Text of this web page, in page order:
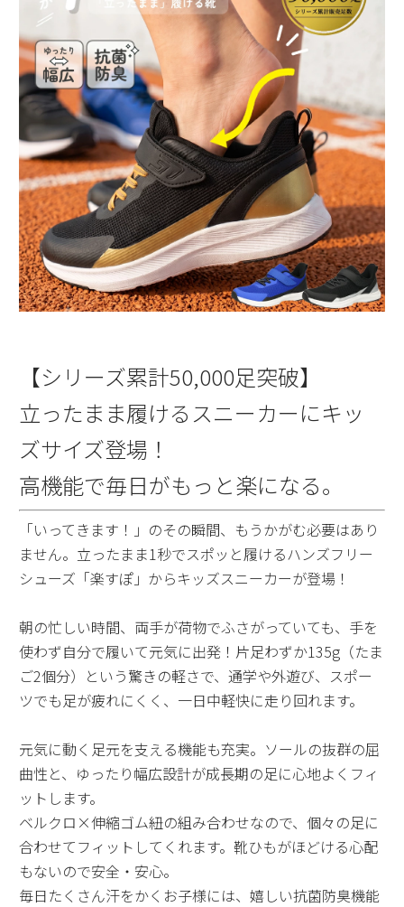
【シリーズ累計50,000足突破】
立ったまま履けるスニーカーにキッ
ズサイズ登場！
高機能で毎日がもっと楽になる。
「いってきます！」のその瞬間、もうかがむ必要はあり
ません。立ったまま1秒でスポッと履けるハンズフリー
シューズ「楽すぽ」からキッズスニーカーが登場！
朝の忙しい時間、両手が荷物でふさがっていても、手を
使わず自分で履いて元気に出発！片足わずか135g（たま
ご2個分）という驚きの軽さで、通学や外遊び、スポー
ツでも足が疲れにくく、一日中軽快に走り回れます。
元気に動く足元を支える機能も充実。ソールの抜群の屈
曲性と、ゆったり幅広設計が成長期の足に心地よくフィ
ットします。
ベルクロ×伸縮ゴム紐の組み合わせなので、個々の足に
合わせてフィットしてくれます。靴ひもがほどける心配
もないので安全・安心。
毎日たくさん汗をかくお子様には、嬉しい抗菌防臭機能